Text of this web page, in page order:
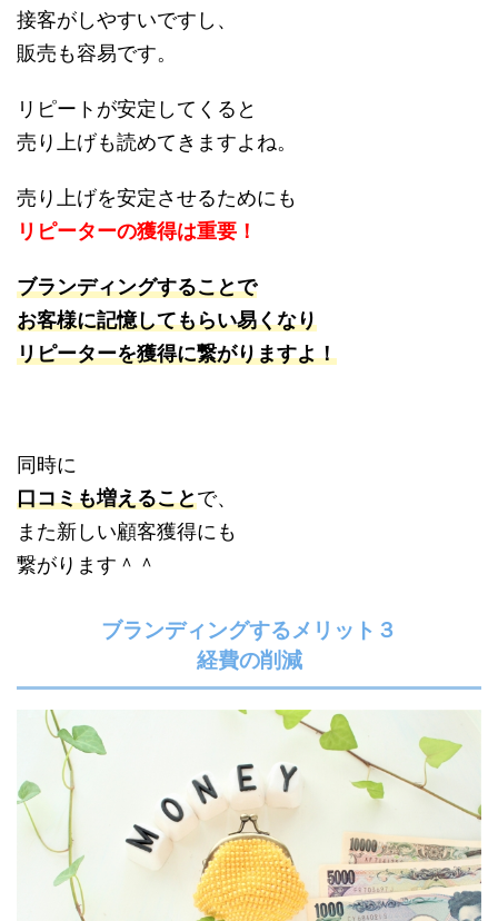
接客がしやすいですし、
販売も容易です。
リピートが安定してくると
売り上げも読めてきますよね。
売り上げを安定させるためにも
リピーターの獲得は重要！
ブランディングすることで
お客様に記憶してもらい易くなり
リピーターを獲得に繋がりますよ！
同時に
口コミも増えることで、
また新しい顧客獲得にも
繋がります＾＾
ブランディングするメリット３
経費の削減